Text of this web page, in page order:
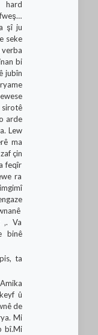
hard
şî ju
seke
verba
bi
jubîn
arde
Lew
ma
çin
feqîr
ra
Va
binê
ta
û
de
Mi
bî.Mi